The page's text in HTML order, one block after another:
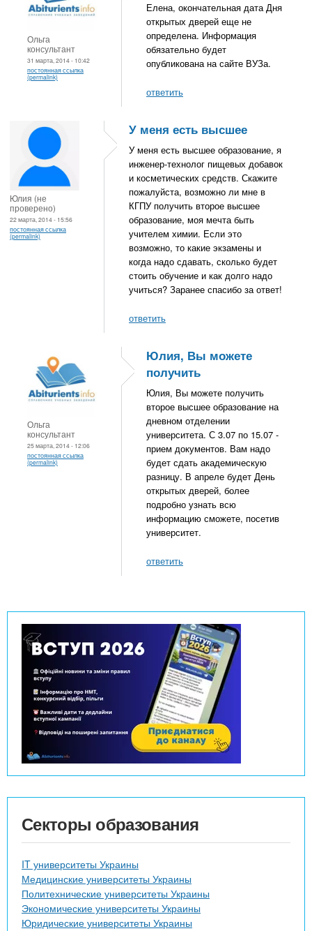
Ольга
консультант
31 марта, 2014 - 10:42
постоянная ссылка
(permalink)
Елена, окончательная дата Дня
открытых дверей еще не
определена. Информация
обязательно будет
опубликована на сайте ВУЗа.
ответить
Юлия (не
проверено)
22 марта, 2014 - 15:56
постоянная ссылка
(permalink)
У меня есть высшее
У меня есть высшее образование, я
инженер-технолог пищевых добавок
и косметических средств. Скажите
пожалуйста, возможно ли мне в
КГПУ получить второе высшее
образование, моя мечта быть
учителем химии. Если это
возможно, то какие экзамены и
когда надо сдавать, сколько будет
стоить обучение и как долго надо
учиться? Заранее спасибо за ответ!
ответить
Ольга
консультант
25 марта, 2014 - 12:06
постоянная ссылка
(permalink)
Юлия, Вы можете
получить
Юлия, Вы можете получить
второе высшее образование на
дневном отделении
университета. С 3.07 по 15.07 -
прием документов. Вам надо
будет сдать академическую
разницу. В апреле будет День
открытых дверей, более
подробно узнать всю
информацию сможете, посетив
университет.
ответить
Секторы образования
IT университеты Украины
Медицинские университеты Украины
Политехнические университеты Украины
Экономические университеты Украины
Юридические университеты Украины